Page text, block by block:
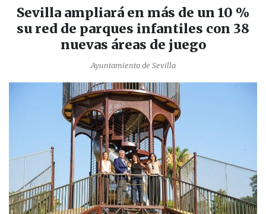
Sevilla ampliará en más de un 10 %
su red de parques infantiles con 38
nuevas áreas de juego
Ayuntamiento de Sevilla